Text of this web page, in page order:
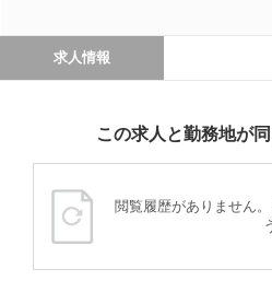
求人情報
この求人と勤務地が
閲覧履歴がありません